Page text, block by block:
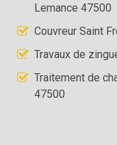
Lemance 47500
Couvreur Saint
Travaux de
Traitement de
47500